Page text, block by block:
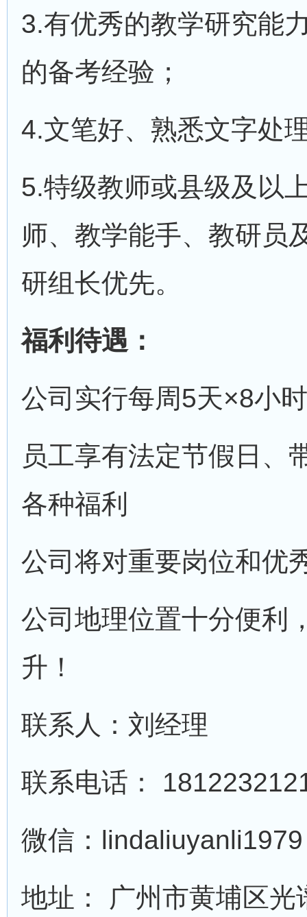
3.有优秀的教学研究能
的备考经验；
4.文笔好、熟悉文字处
5.特级教师或县级及以
师、教学能手、教研员
研组长优先。
福利待遇：
公司实行每周5天×8小
员工享有法定节假日、
各种福利
公司将对重要岗位和优
公司地理位置十分便利
升！
联系人：刘经理
联系电话：
微信：lindaliuyanli1979
地址： 广州市黄埔区